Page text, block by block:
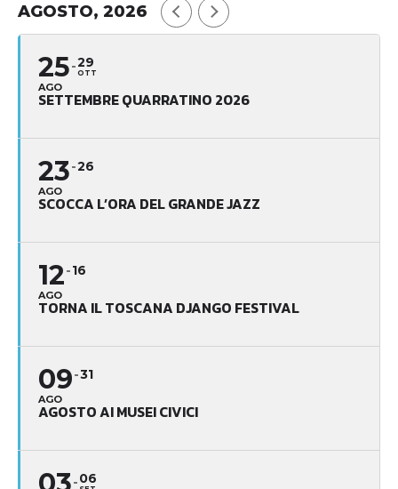
AGOSTO, 2026
25
AGO
29
OTT
SETTEMBRE QUARRATINO 2026
23
AGO
26
SCOCCA L’ORA DEL GRANDE JAZZ
12
AGO
16
TORNA IL TOSCANA DJANGO FESTIVAL
09
AGO
31
AGOSTO AI MUSEI CIVICI
06